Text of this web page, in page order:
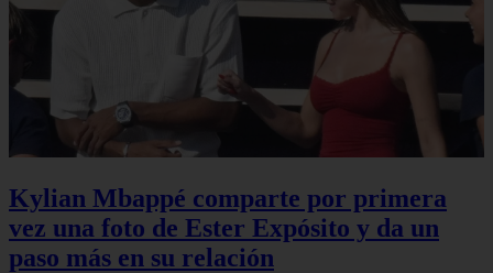
Kylian Mbappé comparte por primera
vez una foto de Ester Expósito y da un
paso más en su relación